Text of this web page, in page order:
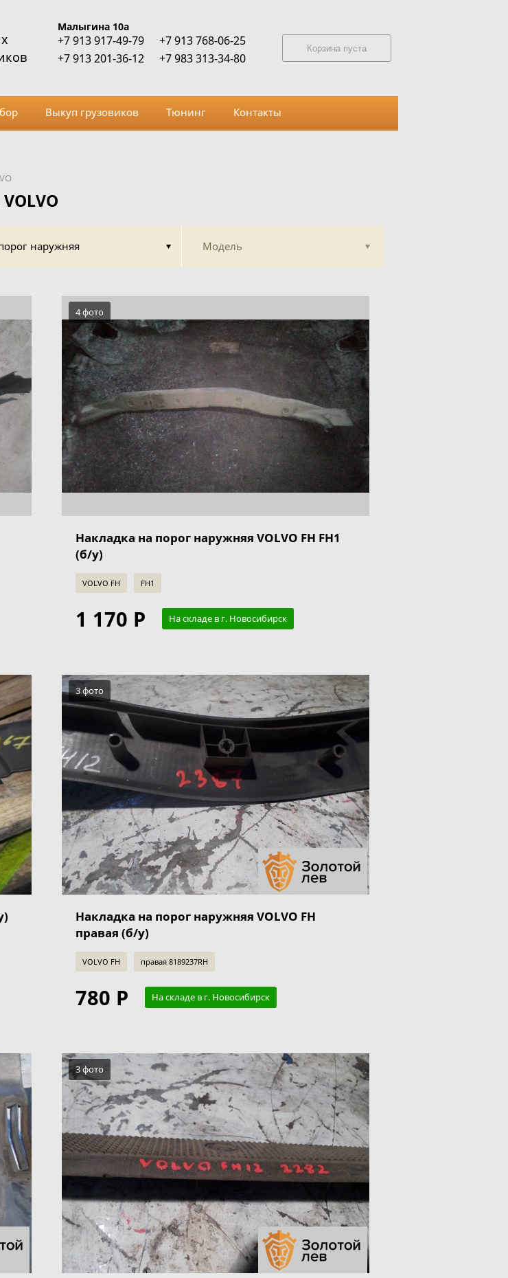
наружняя Модель
4 фото
Накладка на порог наружняя VOLVO FH FH1
(б/у)
VOLVO FH FH1
1 170 Р На складе в г. Новосибирск
3 фото
Накладка на порог наружняя VOLVO FH
правая (б/у)
VOLVO FH правая 8189237RH
780 Р На складе в г. Новосибирск
3 фото
Малыгина 10а
+7 913 917-49-79
+7 913 201-36-12
+7 913 768-06-25
+7 983 313-34-80
Корзина пуста
Выкуп грузовиков Тюнинг Контакты